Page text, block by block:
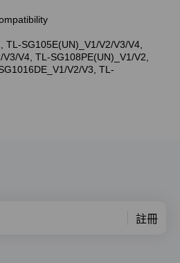
TL-SG105E(UN)_V1/V2/V3/V4,
V4, TL-SG108PE(UN)_V1/V2,
V2/V3, TL-
註冊